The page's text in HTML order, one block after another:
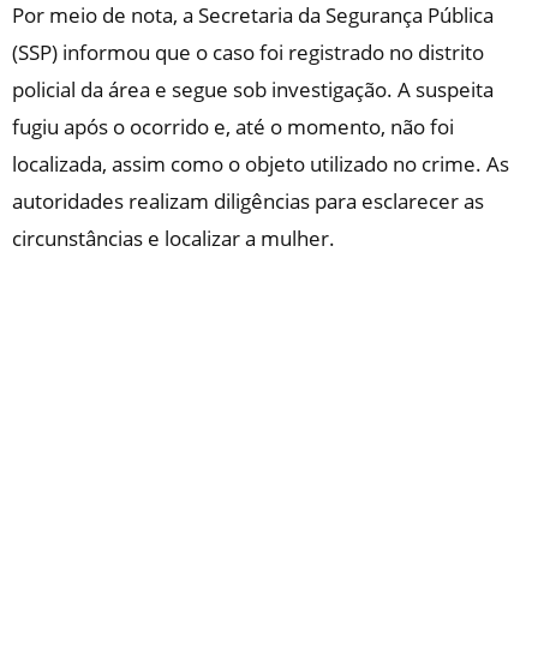
Por meio de nota, a Secretaria da Segurança Pública
(SSP) informou que o caso foi registrado no distrito
policial da área e segue sob investigação. A suspeita
fugiu após o ocorrido e, até o momento, não foi
localizada, assim como o objeto utilizado no crime. As
autoridades realizam diligências para esclarecer as
circunstâncias e localizar a mulher.